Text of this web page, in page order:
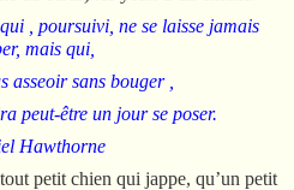
, poursuivi, ne se laisse jamais
mais qui,
asseoir sans bouger ,
peut-être un jour se poser.
Hawthorne
petit chien qui jappe, qu’un petit